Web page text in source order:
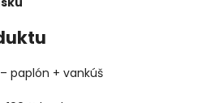
paplón + vankúš